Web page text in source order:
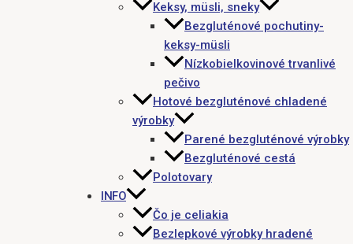
Keksy, müsli, sneky
Bezgluténové pochutiny-
keksy-müsli
Nízkobielkovinové trvanlivé
pečivo
Hotové bezgluténové chladené
výrobky
Parené bezgluténové výrobky
Bezgluténové cestá
Polotovary
INFO
Čo je celiakia
Bezlepkové výrobky hradené